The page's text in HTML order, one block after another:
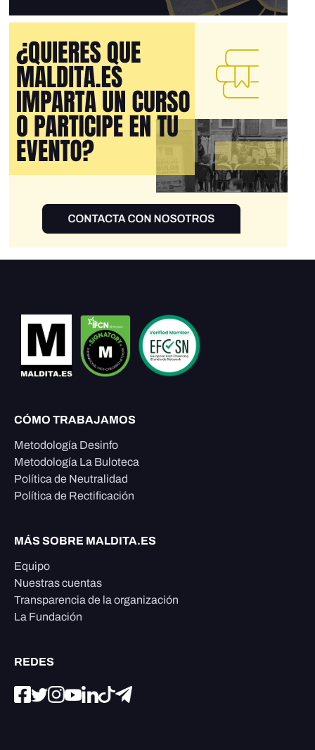
CÓMO TRABAJAMOS
Metodología Desinfo
Metodología La Buloteca
Política de Neutralidad
Política de Rectificación
MÁS SOBRE MALDITA.ES
Equipo
Nuestras cuentas
Transparencia de la organización
La Fundación
REDES